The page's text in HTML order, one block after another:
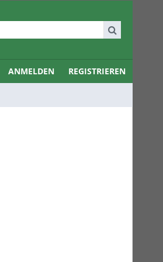
ANMELDEN REGISTRIEREN